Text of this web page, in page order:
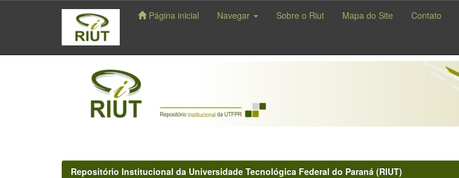
navigation
Página inicial Navegar Sobre o Riut Mapa do Site Contato
Repositório Institucional da Universidade Tecnológica Federal do Paraná (RIUT)